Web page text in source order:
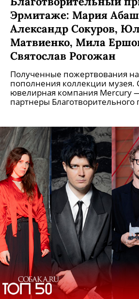
Эрмитаже: Мария
Александр Сокуров,
Матвиенко, Мила
Святослав Рогожан
Полученные пожертвования
пополнения коллекции музея.
ювелирная компания Mercury
партнеры Благотворительного